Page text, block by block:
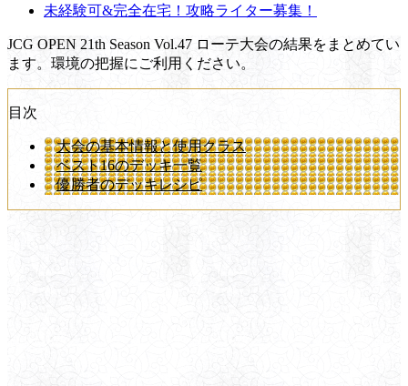
未経験可&完全在宅！攻略ライター募集！
JCG OPEN 21th Season Vol.47 ローテ大会の結果をまとめてい
ます。環境の把握にご利用ください。
目次
大会の基本情報と使用クラス
ベスト16のデッキ一覧
優勝者のデッキレシピ